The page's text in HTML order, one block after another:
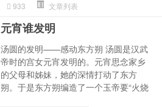
933 文章列表
元宵谁发明
汤圆的发明——感动东方朔 汤圆是汉武
帝时的宫女元宵发明的。元宵思念家乡
的父母和姊妹，她的深情打动了东方
朔。于是东方朔编造了一个玉帝要“火烧